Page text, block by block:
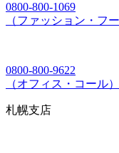
0800-800-1069
（ファッション・フー
0800-800-9622
（オフィス・コール）
札幌支店